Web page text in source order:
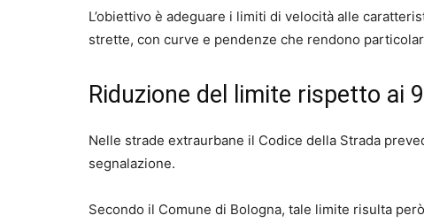
L’obiettivo è adeguare i limiti di velocità alle
strette, con curve e pendenze che rendono
Riduzione del limite rispetto ai
Nelle strade extraurbane il Codice della Strada
segnalazione.
Secondo il Comune di Bologna, tale limite risulta